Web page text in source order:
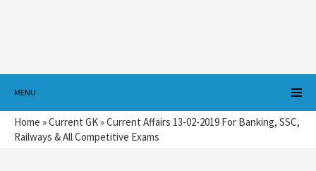
MENU
Home »Current GK»Current Affairs 13-02-2019 For Banking, SSC,
Railways & All Competitive Exams